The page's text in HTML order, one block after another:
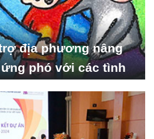
địa phương nâng
phó với các tình